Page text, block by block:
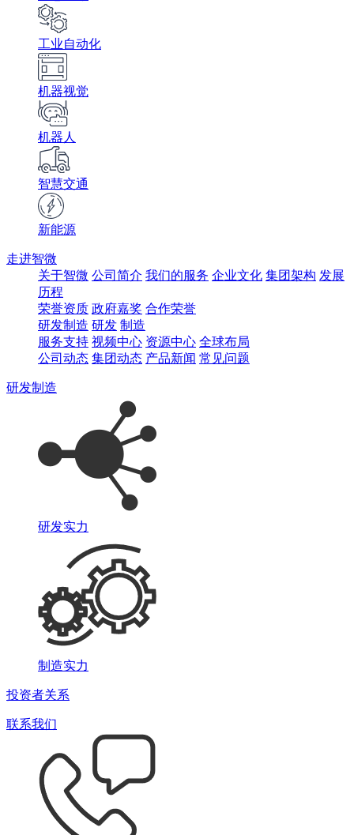
工业自动化
机器视觉
机器人
智慧交通
新能源
走进智微
关于智微 公司简介 我们的服务 企业文化 集团架构 发展
历程
荣誉资质 政府嘉奖 合作荣誉
研发制造 研发 制造
服务支持 视频中心 资源中心 全球布局
公司动态 集团动态 产品新闻 常见问题
研发制造
研发实力
制造实力
投资者关系
联系我们